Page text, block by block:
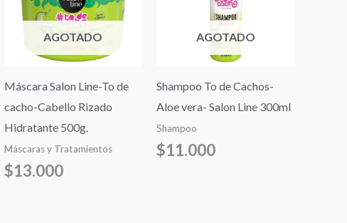
AGOTADO
Máscara Salon Line-To de
cacho-Cabello Rizado
Hidratante 500g.
Máscaras y Tratamientos
$13.000
AGOTADO
Shampoo To de Cachos-
Aloe vera- Salon Line 300ml
Shampoo
$11.000